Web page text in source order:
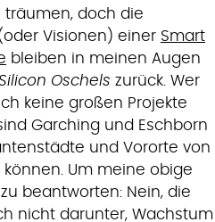
träumen, doch die
Visionen) einer Smart
bleiben in meinen Augen
Oschels zurück. Wer
keine großen Projekte
Garching und Eschborn
und Vororte von
Um meine obige
beantworten: Nein, die
nicht darunter, Wachstum